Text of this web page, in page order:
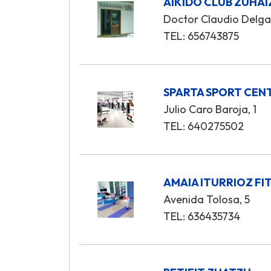
Doctor Claudio
TEL: 656743875
SPARTA SPORT
Julio Caro Baroja, 1
TEL: 640275502
AMAIA ITURRIOZ
Avenida Tolosa, 5
TEL: 636435734